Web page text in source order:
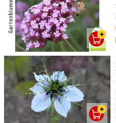
Zweijährige